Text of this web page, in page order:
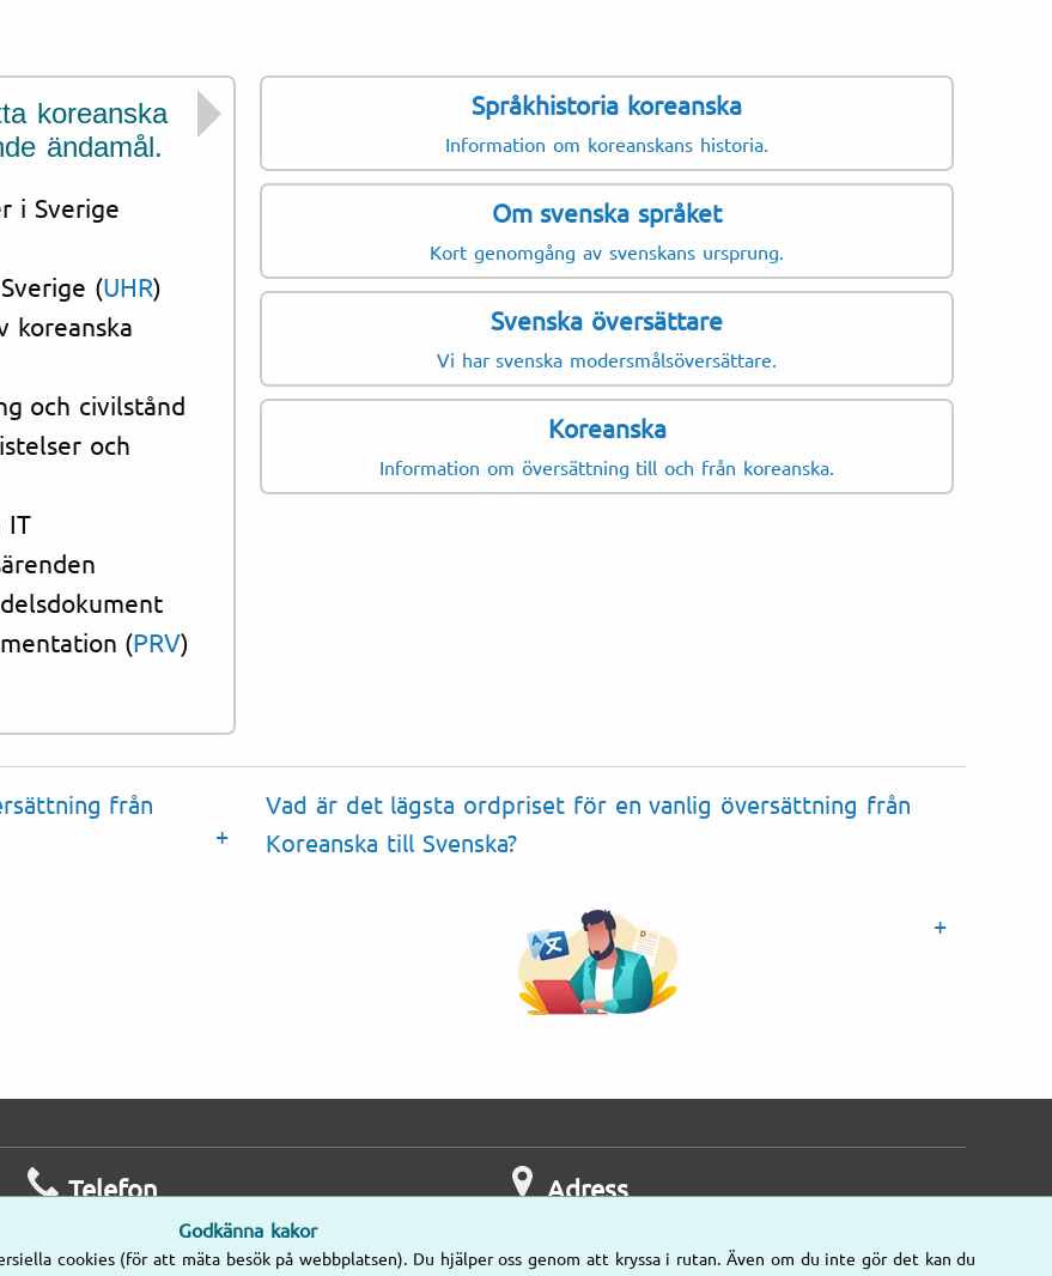
koreanska
ändamål.
i Sverige
(UHR)
koreanska
och civilstånd
och
IT
(PRV)
Vi har erfarenhet av att översätta handlingar
från Sydkorea och andra koreanskspråkiga
sammanhang till svenska.
Grundcertifikat (기본증명서)
Familjerelationsintyg (가족관계증명서)
Vigselbevis (혼인관계증명서)
Födelsebevis (출생증명서)
Polisintyg (범죄경력증명서)
Examensbevis (졸업증명서)
Betygsutdrag (성적증명서)
Språkhistoria koreanska
Information om koreanskans historia.
Om svenska språket
Kort genomgång av svenskans ursprung.
Svenska översättare
Vi har svenska modersmålsöversättare.
Koreanska
Information om översättning till och från koreanska.
från
Vad är det lägsta ordpriset för en vanlig översättning från
Koreanska till Svenska?
Godkänna kakor
cookies (för att mäta besök på webbplatsen). Du hjälper oss genom att kryssa i rutan. Även om du inte gör det kan du
Telefon
8.00–17.00
Adress